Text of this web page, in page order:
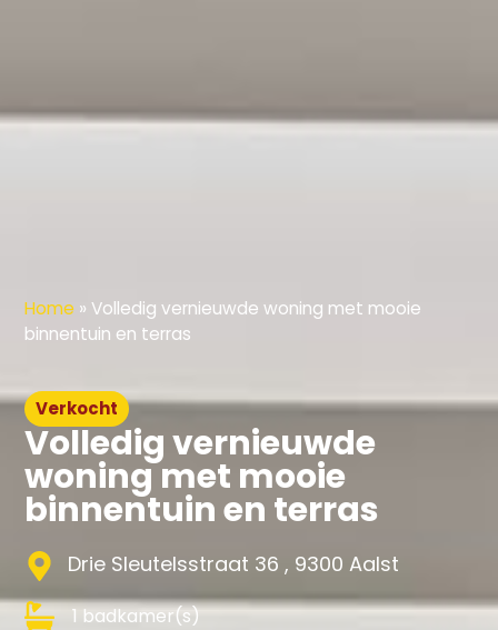
Home » Volledig vernieuwde woning met mooie
binnentuin en terras
Verkocht
Volledig vernieuwde
woning met mooie
binnentuin en terras
Drie Sleutelsstraat 36 , 9300 Aalst
1 badkamer(s)